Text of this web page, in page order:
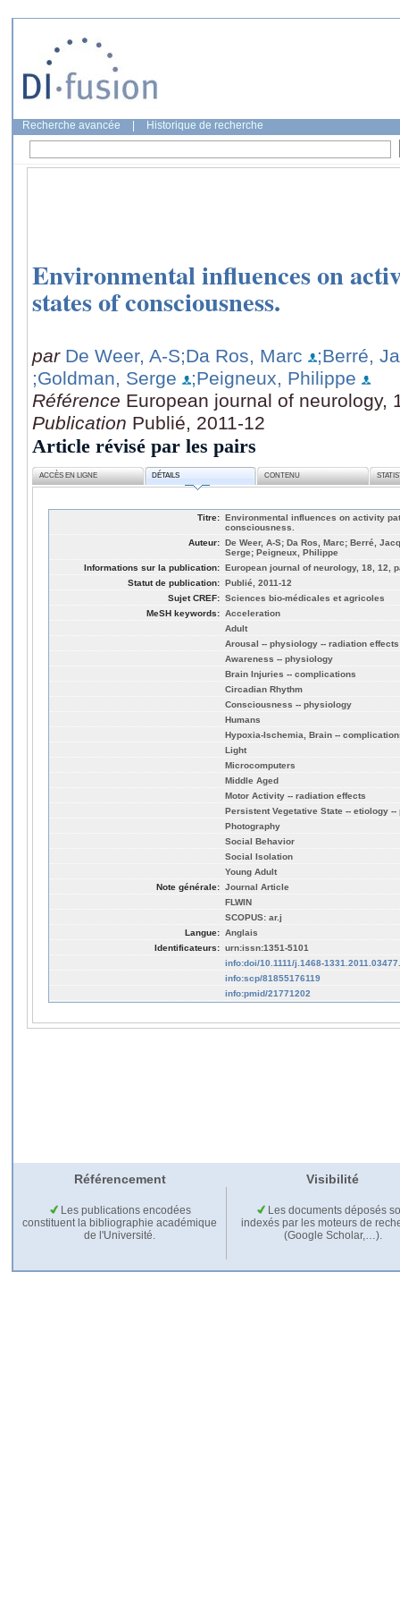
Recherche avancée Historique de recherche
Environmental influences on
states of consciousness.
par De Weer, A-S;Da Ros, Marc
;Berré,
;Goldman, Serge
;Peigneux, Philippe
Référence European journal of neurology,
Publication Publié, 2011-12
Article révisé par les pairs
ACCÈS EN LIGNE DÉTAILS CONTENU
Titre: Environmental influences on activity
consciousness.
Auteur: De Weer, A-S; Da Ros, Marc; Berré,
Serge; Peigneux, Philippe
Informations sur la publication: European journal of neurology, 18, 12,
Statut de publication: Publié, 2011-12
Sujet CREF: Sciences bio-médicales et agricoles
MeSH keywords: Acceleration
Adult
Arousal -- physiology -- radiation effects
Awareness -- physiology
Brain Injuries -- complications
Circadian Rhythm
Consciousness -- physiology
Humans
Hypoxia-Ischemia, Brain --
Light
Microcomputers
Middle Aged
Motor Activity -- radiation effects
Persistent Vegetative State -- etiology
Photography
Social Behavior
Social Isolation
Young Adult
Note générale: Journal Article
FLWIN
SCOPUS: ar.j
Langue: Anglais
Identificateurs: urn:issn:1351-5101
info:doi/10.1111/j.1468-
info:scp/81855176119
info:pmid/21771202
Référencement Visibilité
Les publications encodées
constituent la bibliographie académique
de l'Université.
Les documents déposés
indexés par les moteurs de
(Google Scholar,…).